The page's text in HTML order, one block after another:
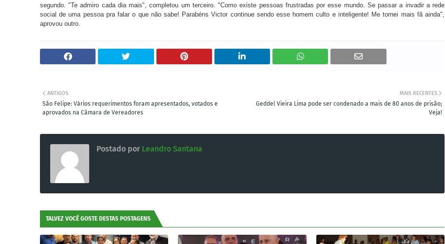
segundo. "Te admiro cada dia mais", completou um terceiro. "Como existe pessoas frustradas por esse mundo. Se passar a invadir a rede
social de uma pessoa pra falar o que não sabe! Parabéns Victor continue sendo esse homem culto e inteligente! Me tornei mais fã ainda",
aprovou outro.
MAIS RECENTES
Geddel Vieira Lima pode ser condenado a mais de 80 anos de prisão;
Veja!
ANTIGOS
São Felipe: Vários requerimentos foram apresentados, votados e
aprovados na Câmara de Vereadores
Postado por Leandro Santana
TALVEZ VOCÊ GOSTE DESTAS POSTAGENS